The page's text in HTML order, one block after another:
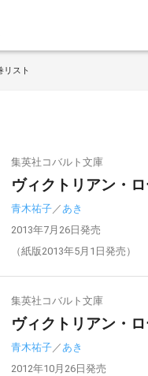
リスト
集英社コバルト文庫
ヴィクトリアン・
青木祐子 ／ あき
2013年7月26日発売
（紙版2013年5月1日発売）
集英社コバルト文庫
ヴィクトリアン・
青木祐子／あき
2012年10月26日発売